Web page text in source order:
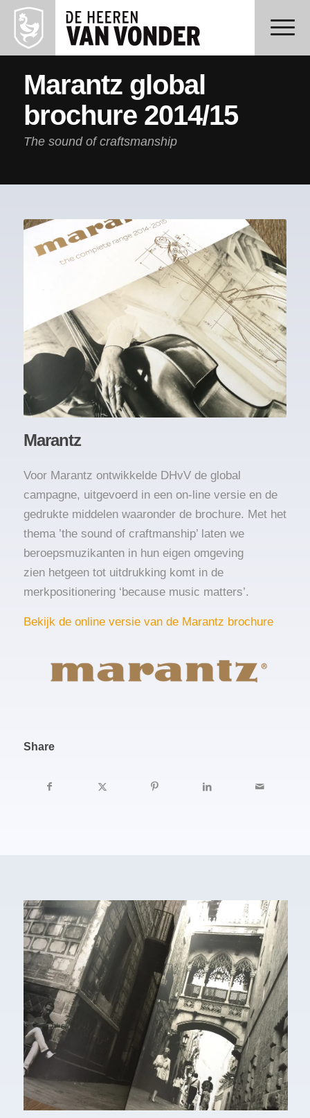
Marantz global
brochure 2014/15
The sound of craftsmanship
Marantz
Voor Marantz ontwikkelde DHvV de global
campagne, uitgevoerd in een on-line versie en de
gedrukte middelen waaronder de brochure. Met het
thema ’the sound of craftmanship’ laten we
beroepsmuzikanten in hun eigen omgeving
zien hetgeen tot uitdrukking komt in de
merkpositionering ‘because music matters’.
Bekijk de online versie van de Marantz brochure
Share